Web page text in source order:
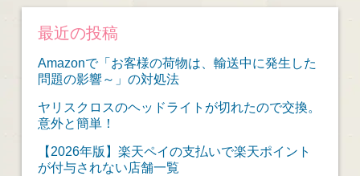
最近の投稿
Amazonで「お客様の荷物は、輸送中に発生した
問題の影響～」の対処法
ヤリスクロスのヘッドライトが切れたので交換。
意外と簡単！
【2026年版】楽天ペイの支払いで楽天ポイント
が付与されない店舗一覧